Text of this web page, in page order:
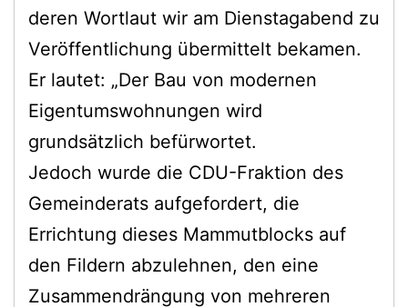
deren Wortlaut wir am Dienstagabend zu
Veröffentlichung übermittelt bekamen.
Er lautet: „Der Bau von modernen
Eigentumswohnungen wird
grundsätzlich befürwortet.
Jedoch wurde die CDU-Fraktion des
Gemeinderats aufgefordert, die
Errichtung dieses Mammutblocks auf
den Fildern abzulehnen, den eine
Zusammendrängung von mehreren